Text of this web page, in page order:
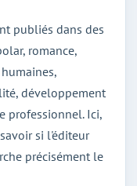
publiés dans des
romance,
développement
professionnel. Ici,
si l'éditeur
précisément le